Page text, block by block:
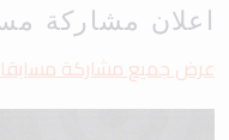
اعلان مشاركة
عرض جميع مشاركة